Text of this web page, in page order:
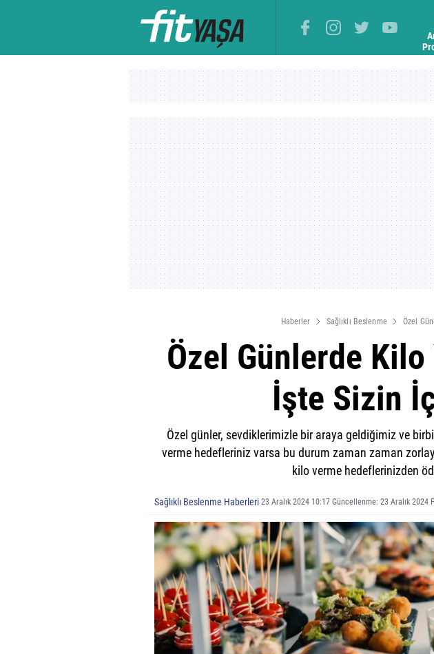
Haberler Sağlıklı Beslenme Özel
Özel Günlerde
İşte Sizin
Özel günler, sevdiklerimizle bir araya geldiğimiz ve
verme hedefleriniz varsa bu durum zaman zaman
kilo verme hedeflerinizden
Sağlıklı Beslenme Haberleri 23 Aralık 2024 10:17 Güncellenme: 23 Aralık 2024